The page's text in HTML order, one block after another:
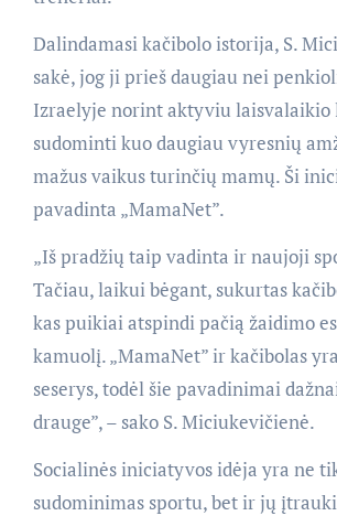
Dalindamasi kačibolo istorija, S.
sakė, jog ji prieš daugiau nei
Izraelyje norint aktyviu laisvalaikio
sudominti kuo daugiau vyresnių
mažus vaikus turinčių mamų. Ši
pavadinta „MamaNet”.
„Iš pradžių taip vadinta ir naujoji
Tačiau, laikui bėgant, sukurtas
kas puikiai atspindi pačią žaidimo
kamuolį. „MamaNet” ir kačibolas
seserys, todėl šie pavadinimai
drauge”, – sako S. Miciukevičienė.
Socialinės iniciatyvos idėja yra ne
sudominimas sportu, bet ir jų